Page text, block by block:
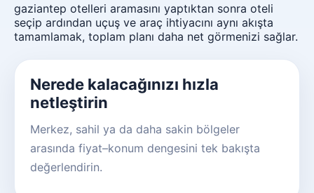
gaziantep otelleri aramasını yaptıktan sonra oteli
seçip ardından uçuş ve araç ihtiyacını aynı akışta
tamamlamak, toplam planı daha net görmenizi sağlar.
Nerede kalacağınızı hızla
netleştirin
Merkez, sahil ya da daha sakin bölgeler
arasında fiyat–konum dengesini tek bakışta
değerlendirin.